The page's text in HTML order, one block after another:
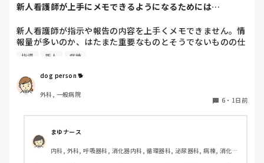
がいいんじゃないの？」と声をかけても、「記録終わってな
早く色々覚えたい！という、意欲があまり感じられず…これ
はPNS云々よりも、その新人の性格かな？とも思いました
が、ほとんどの新人に当てはまりました。。。時代柄でしょ
私はどちらかといえば、PNSは好きじゃありません。
でもPNSでやれというからには、もっと業務量に見合った、
新人を指導しながら業務ができるゆとりが欲しいです。
いと思いますか？
新人看護師が上手にメモできるようになるためには…
新人看護師が指示や報告の内容を上手くメモできません。情
報量が多いのか、はたまた重要なものとそうでないものの仕
分けができないのか…  肝心な事柄を逃してしまいます。何
示・報告するよう皆で努力しています。
指導 新人 病棟
dog person 🐕
外科, 一般病院
6 ・ 1日前
まゆナース
内科, 外科, 呼吸器科, 消化器内科, 循環器科, 泌尿器科, 病棟, 消化器